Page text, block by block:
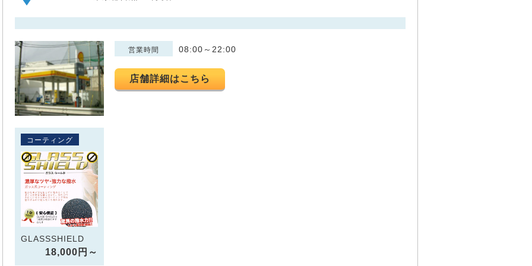
営業時間 08:00～22:00
店舗詳細はこちら
コーティング
GLASSSHIELD
18,000円～